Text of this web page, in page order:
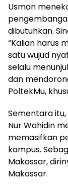
Usman
dibutuhkan.
“Kalian harus
satu wujud
selalu
dan
PoltekMu,
Sementara itu,
Nur Wahidin
memasifkan
kampus.
Makassar,
Makassar.